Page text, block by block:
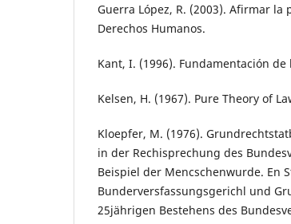
Guerra López, R. (2003). Afirmar
Derechos Humanos.
Kant, I. (1996). Fundamentación
Kelsen, H. (1967). Pure Theory of
Kloepfer, M. (1976).
in der Rechisprechung des
Beispiel der Mencschenwurde. En
Bunderversfassungsgerichl und
25jährigen Bestehens des